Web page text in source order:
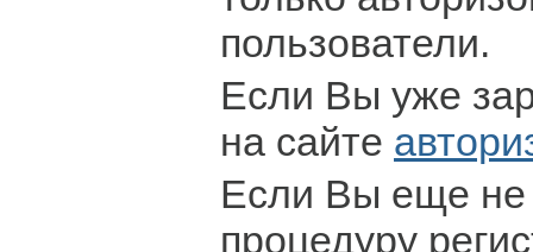
пользователи.
Если Вы уже
на сайте
Если Вы еще не
процедуру